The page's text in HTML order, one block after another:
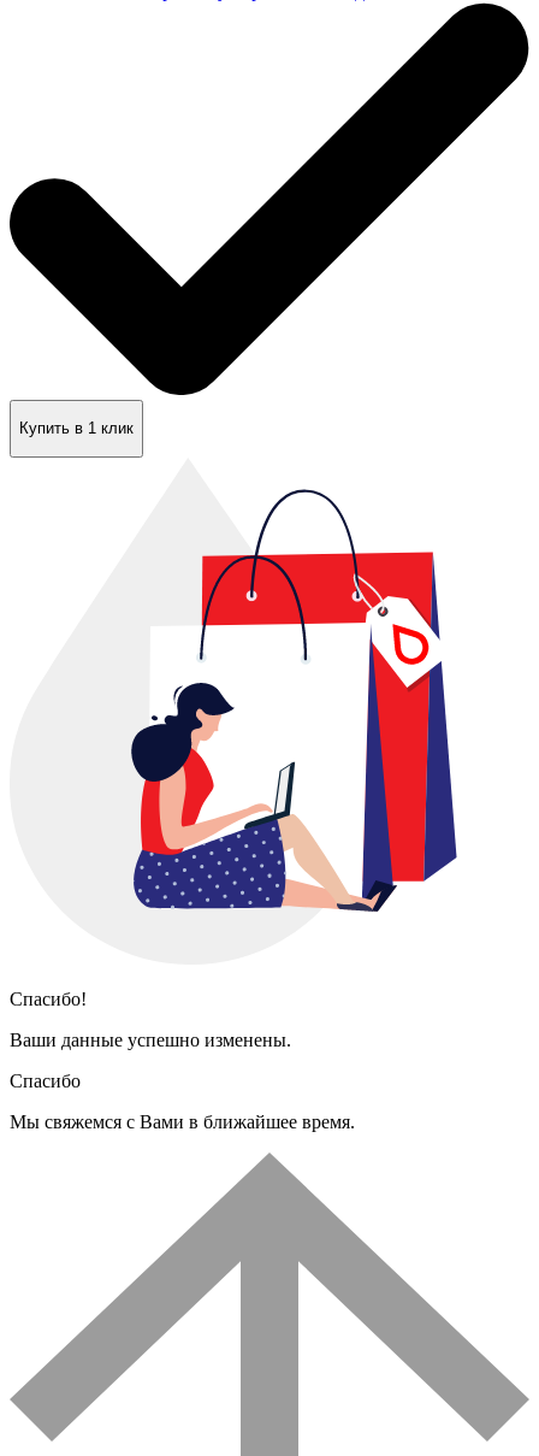
Купить в 1 клик
Спасибо!
Ваши данные успешно изменены.
Спасибо
Мы свяжемся с Вами в ближайшее время.